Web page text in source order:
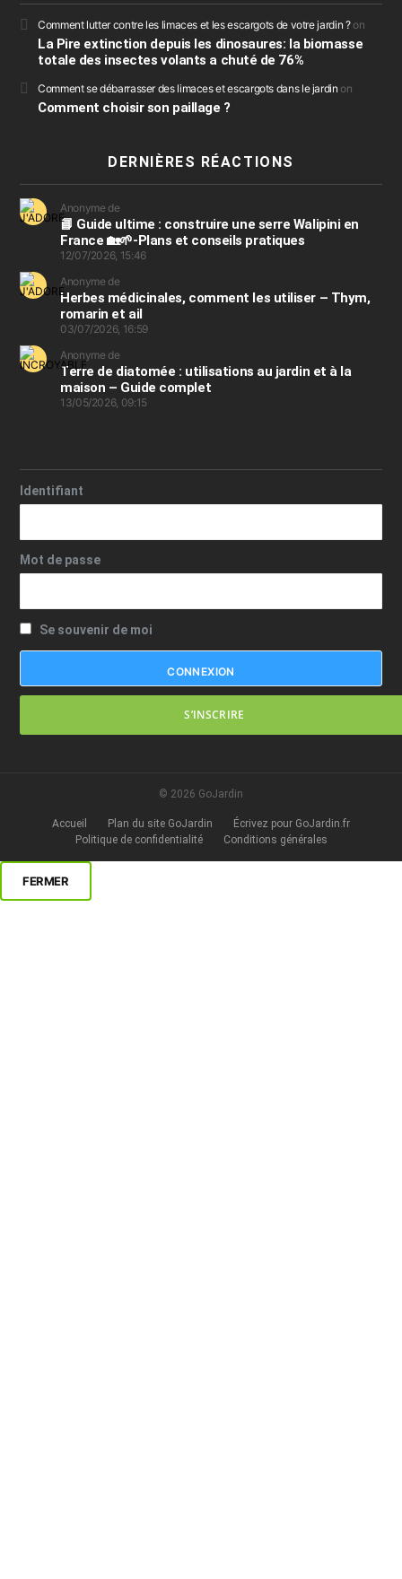
Comment lutter contre les limaces et les escargots de votre jardin ?on
La Pire extinction depuis les dinosaures: la biomasse
totale des insectes volants a chuté de 76%
Comment se débarrasser des limaces et escargots dans le jardin on
Comment choisir son paillage ?
DERNIÈRES RÉACTIONS
Anonyme de
📘 Guide ultime : construire une serre Walipini en
France 🏡🌱-Plans et conseils pratiques
12/07/2026, 15:46
Anonyme de
Herbes médicinales, comment les utiliser – Thym,
romarin et ail
03/07/2026, 16:59
Anonyme de
Terre de diatomée : utilisations au jardin et à la
maison – Guide complet
13/05/2026, 09:15
Identifiant
Mot de passe
Se souvenir de moi
S’INSCRIRE
© 2026 GoJardin
Accueil Plan du site GoJardin
Écrivez pour GoJardin.fr
Politique de confidentialité
Conditions générales
FERMER